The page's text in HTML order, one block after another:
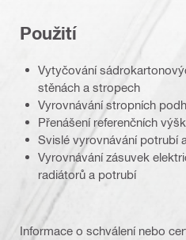
Použití
Vytyčování
stěnách a stropech
Vyrovnávání stropních
Přenášení referenčních
Svislé vyrovnávání potrubí
Vyrovnávání zásuvek
radiátorů a potrubí
Informace o schválení nebo